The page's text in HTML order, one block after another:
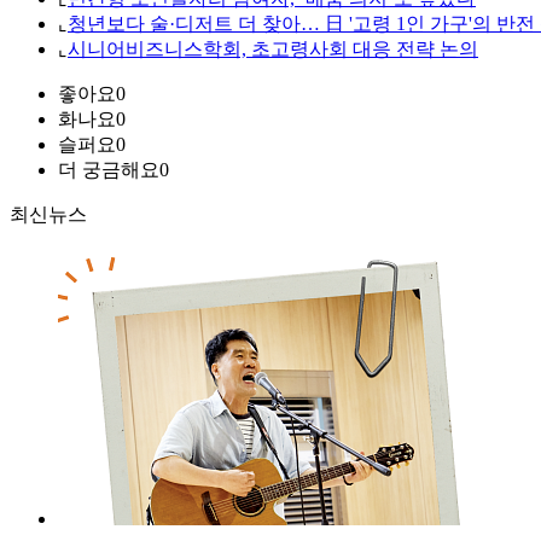
⌞ 청년보다 술·디저트 더 찾아… 日 '고령 1인 가구'의 반전
⌞ 시니어비즈니스학회, 초고령사회 대응 전략 논의
좋아요0
화나요0
슬퍼요0
더 궁금해요0
최신뉴스